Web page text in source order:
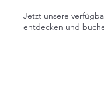
Jetzt unsere
entdecken und